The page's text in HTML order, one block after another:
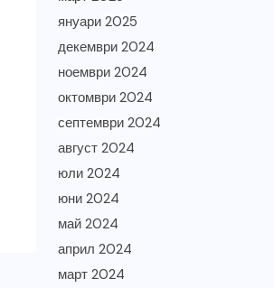
януари 2025
декември 2024
ноември 2024
октомври 2024
септември 2024
август 2024
юли 2024
юни 2024
май 2024
април 2024
март 2024